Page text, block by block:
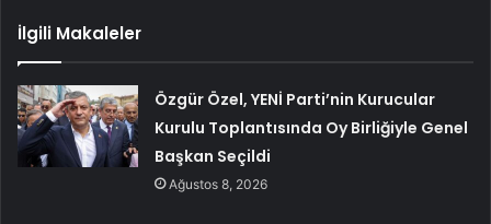
İlgili Makaleler
Özgür Özel, YENİ Parti’nin Kurucular
Kurulu Toplantısında Oy Birliğiyle Genel
Başkan Seçildi
Ağustos 8, 2026